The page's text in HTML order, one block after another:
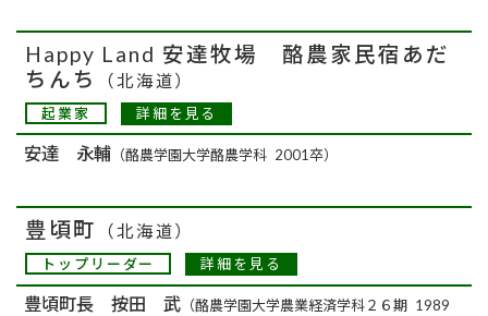
Happy Land 安達牧場 酪農家民宿あだ
ちんち
（北海道）
起業家 詳細を見る
安達 永輔（酪農学園大学酪農学科 2001卒）
豊頃町 （北海道）
トップリーダー 詳細を見る
豊頃町長 按田 武（酪農学園大学農業経済学科２６期 1989